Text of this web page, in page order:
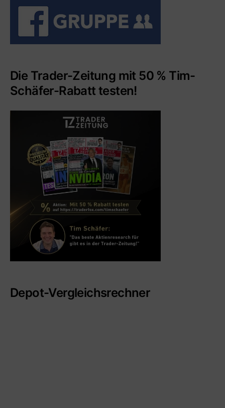
Die Trader-Zeitung mit 50 % Tim-
Schäfer-Rabatt testen!
Depot-Vergleichsrechner